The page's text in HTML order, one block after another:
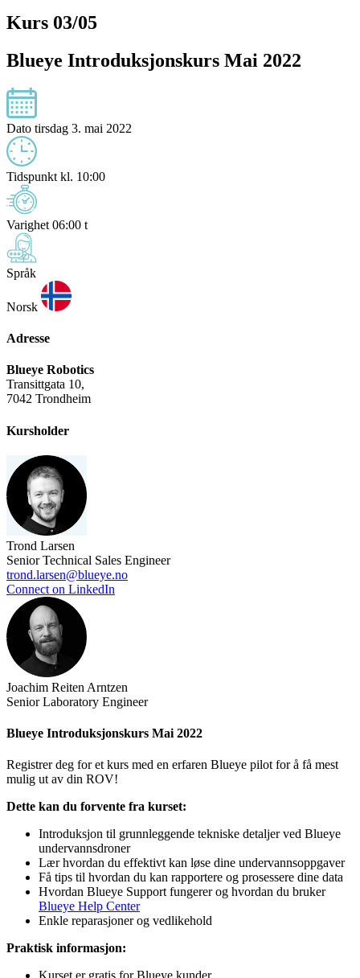
Kurs 03/05
Blueye Introduksjonskurs Mai 2022
Dato tirsdag 3. mai 2022
Tidspunkt kl. 10:00
Varighet 06:00 t
Språk
Norsk
Adresse
Blueye Robotics
Transittgata 10,
7042 Trondheim
Kursholder
Trond Larsen
Senior Technical Sales Engineer
trond.larsen@blueye.no
Connect on LinkedIn
Joachim Reiten Arntzen
Senior Laboratory Engineer
Blueye Introduksjonskurs Mai 2022
Registrer deg for et kurs med en erfaren Blueye pilot for å få mest
mulig ut av din ROV!
Dette kan du forvente fra kurset:
Introduksjon til grunnleggende tekniske detaljer ved Blueye
undervannsdroner
Lær hvordan du effektivt kan løse dine undervannsoppgaver
Få tips til hvordan du kan rapportere og prosessere dine data
Hvordan Blueye Support fungerer og hvordan du bruker
Blueye Help Center
Enkle reparasjoner og vedlikehold
Praktisk informasjon: